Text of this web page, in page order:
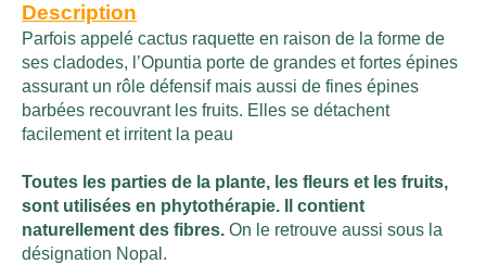
Description
Parfois appelé cactus raquette en raison de la forme de
ses cladodes, l’Opuntia porte de grandes et fortes épines
assurant un rôle défensif mais aussi de fines épines
barbées recouvrant les fruits. Elles se détachent
facilement et irritent la peau
Toutes les parties de la plante, les fleurs et les fruits,
sont utilisées en phytothérapie. Il contient
naturellement des fibres. On le retrouve aussi sous la
désignation Nopal.